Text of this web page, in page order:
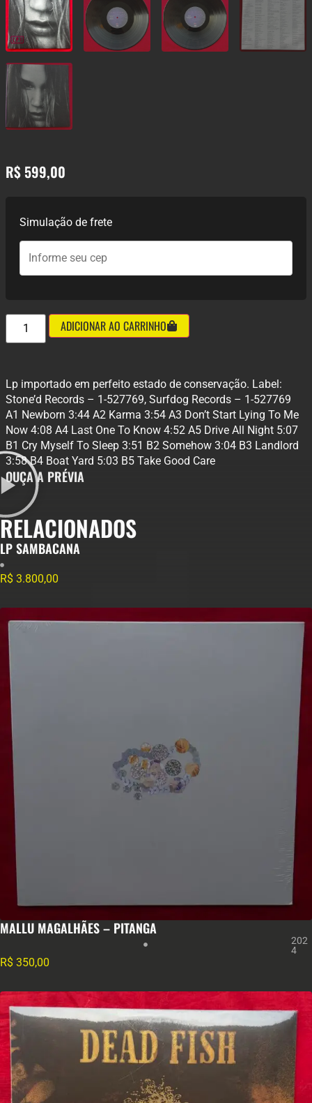
R$ 599,00
Simulação de frete
ADICIONAR AO CARRINHO
Lp importado em perfeito estado de conservação. Label:
Stone’d Records – 1-527769, Surfdog Records – 1-527769
A1 Newborn 3:44 A2 Karma 3:54 A3 Don’t Start Lying To Me
Now 4:08 A4 Last One To Know 4:52 A5 Drive All Night 5:07
B1 Cry Myself To Sleep 3:51 B2 Somehow 3:04 B3 Landlord
3:58 B4 Boat Yard 5:03 B5 Take Good Care
OUÇA A PRÉVIA
RELACIONADOS
LP SAMBACANA
R$ 3.800,00
MALLU MAGALHÃES – PITANGA
202
4
R$ 350,00